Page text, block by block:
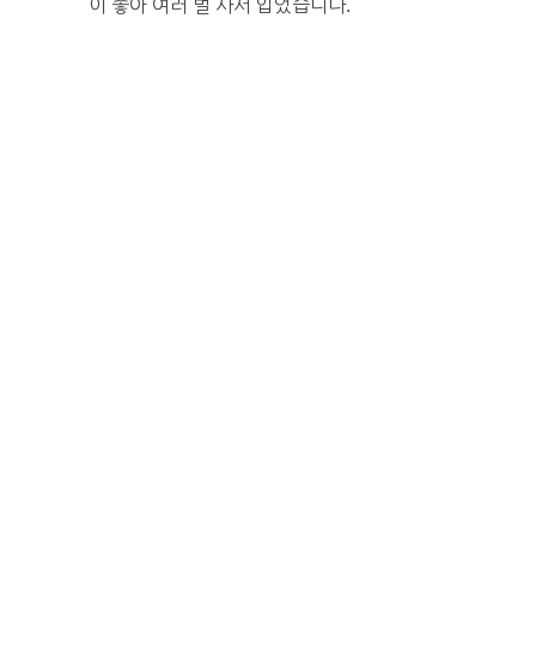
이 좋아 여러 벌 사서 입었습니다.